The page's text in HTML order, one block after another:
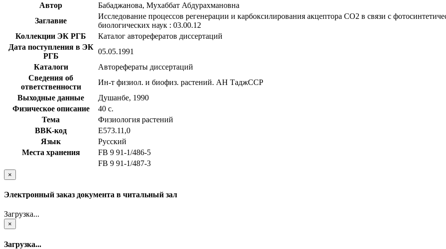
Автор
Бабаджанова, Мухаббат Абдурахмановна
Заглавие
Исследование процессов регенерации и карбоксилирования акцептора CO2 в связи с
биологических наук : 03.00.12
Коллекции ЭК РГБ
Каталог авторефератов диссертаций
Дата поступления в ЭК
РГБ
05.05.1991
Каталоги
Авторефераты диссертаций
Сведения об
ответственности
Ин-т физиол. и биофиз. растений. АН ТаджССР
Выходные данные
Душанбе, 1990
Физическое описание
40 с.
Тема
Физиология растений
BBK-код
Е573.11,0
Язык
Русский
Места хранения
FB 9 91-1/486-5
FB 9 91-1/487-3
×
Электронный заказ документа в читальный зал
Загрузка...
×
Загрузка...